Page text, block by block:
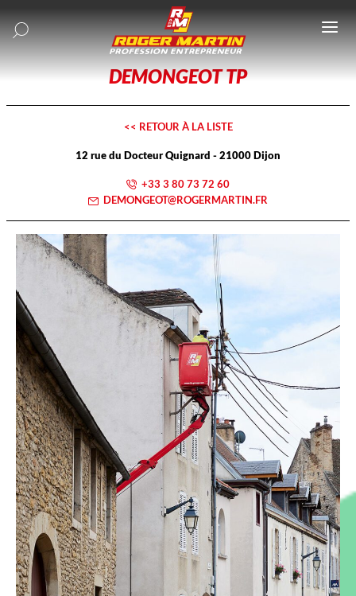
le
DEMONGEOT TP
<< RETOUR À LA LISTE
12 rue du Docteur Quignard -21000Dijon
+33 3 80 73 72 60
DEMONGEOT@ROGERMARTIN.FR